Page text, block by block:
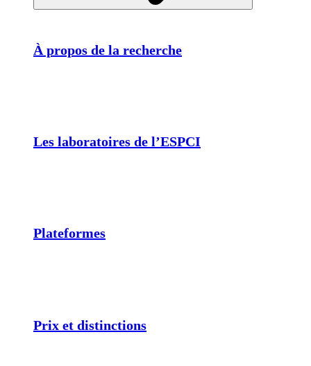
À propos de la recherche
Les laboratoires de l’ESPCI
Plateformes
Prix et distinctions